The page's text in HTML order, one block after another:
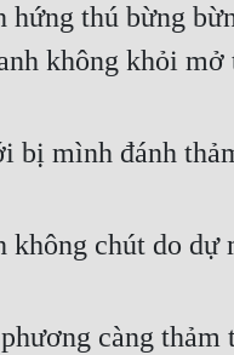
hứng thú bừng
không khỏi
bị mình đánh
chút do dự
càng thảm